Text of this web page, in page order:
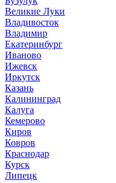
Великие Луки
Владивосток
Владимир
Екатеринбург
Иваново
Ижевск
Иркутск
Казань
Калининград
Калуга
Кемерово
Киров
Ковров
Краснодар
Курск
Липецк